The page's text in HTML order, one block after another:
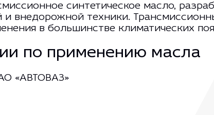
синтетическое масло,
и внедорожной техники.
в большинстве климатических
по применению масла
«АВТОВАЗ»